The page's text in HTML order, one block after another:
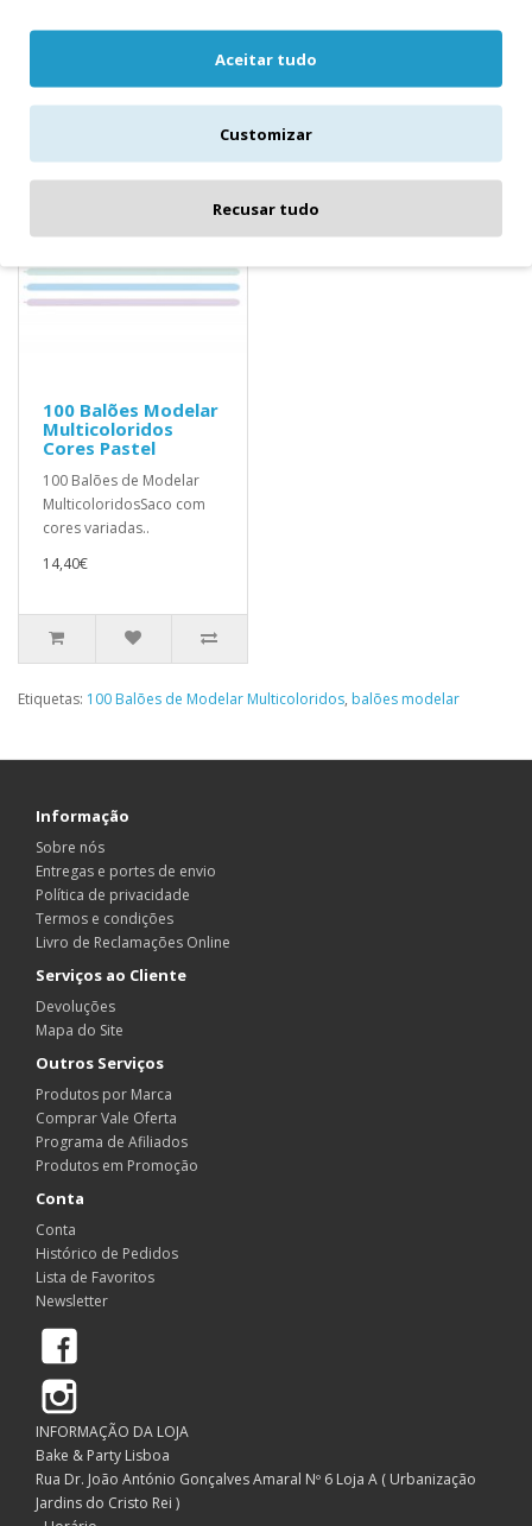
100 Balões de Modelar Multicoloridos
Produtos relacionados
100 Balões Modelar
Multicoloridos
Cores Pastel
100 Balões de Modelar
MulticoloridosSaco com
cores variadas..
14,40€
Etiquetas: 100 Balões de Modelar Multicoloridos, balões modelar
Informação
Sobre nós
Entregas e portes de envio
Política de privacidade
Termos e condições
Livro de Reclamações Online
Serviços ao Cliente
Devoluções
Mapa do Site
Outros Serviços
Produtos por Marca
Comprar Vale Oferta
Programa de Afiliados
Produtos em Promoção
Conta
Conta
Histórico de Pedidos
Lista de Favoritos
Newsletter
INFORMAÇÃO DA LOJA
Bake & Party Lisboa
Rua Dr. João António Gonçalves Amaral Nº 6 Loja A ( Urbanização
Jardins do Cristo Rei )
Aceitar tudo
Customizar
Recusar tudo